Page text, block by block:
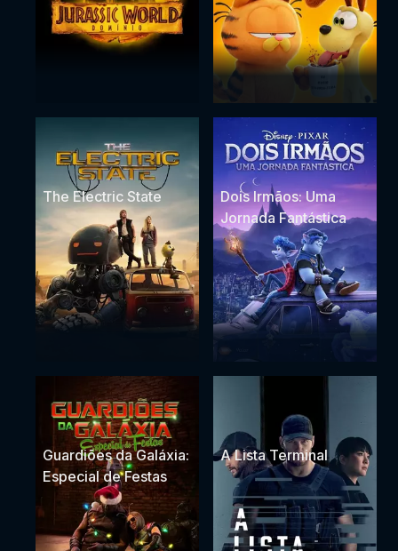
The Electric State
Dois Irmãos: Uma
Jornada Fantástica
Guardiões da Galáxia:
Especial de Festas
A Lista Terminal